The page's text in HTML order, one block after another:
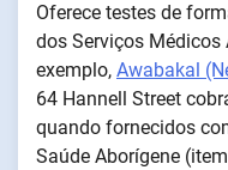
Oferece testes de
dos Serviços Médicos
exemplo, Awabakal
64 Hannell Street
quando fornecidos
Saúde Aborígene